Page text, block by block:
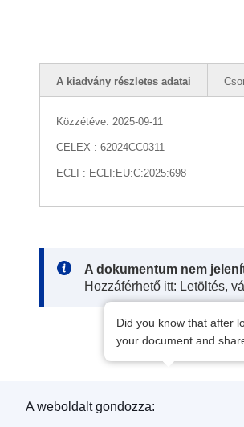
A kiadvány részletes adatai
Közzétéve: 2025-09-11
CELEX : 62024CC0311
ECLI : ECLI:EU:C:2025:698
Note:
A dokumentum nem
Hozzáférhető itt: Letöltés,
Did you know that after
your document and
A weboldalt gondozza: